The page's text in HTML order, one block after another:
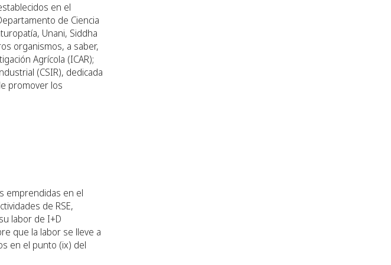
en el
de Ciencia
Unani, Siddha
organismos, a saber,
Agrícola (ICAR);
(CSIR), dedicada
promover los
emprendidas en el
de RSE,
labor de I+D
que la labor se lleve a
en el punto (ix) del